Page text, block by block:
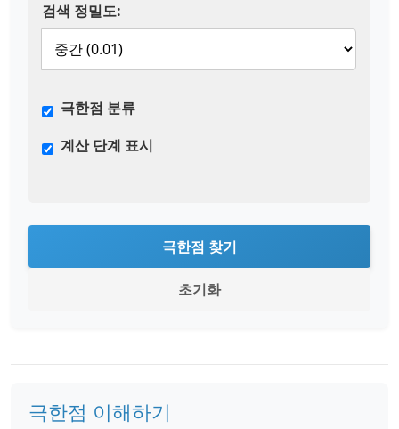
검색 정밀도:
극한점 분류
계산 단계 표시
극한점 찾기
초기화
극한점 이해하기